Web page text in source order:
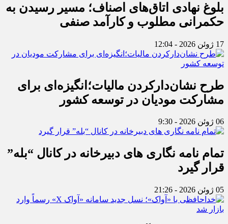
بلوغ نهادی اتاق‌های اصناف؛ مسیر رسیدن به
حکمرانی مطلوب و کارآمد صنفی
17 ژوئن 2026 - 12:04
طرح نشان‌دارکردن مالیات؛انگیزه‌ای برای
مشارکت مودیان در توسعه کشور
06 ژوئن 2026 - 9:30
تمام نامه نگاری های دبیرخانه در کانال “بله”
قرار گیرد
05 ژوئن 2026 - 21:26